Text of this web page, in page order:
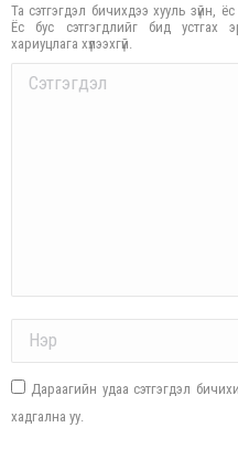
Та сэтгэгдэл бичихдээ хууль зүйн,
Ёс бус сэтгэгдлийг бид устгах
хариуцлага хүлээхгүй.
Comment
Дараагийн удаа сэтгэгдэл
хадгална уу.